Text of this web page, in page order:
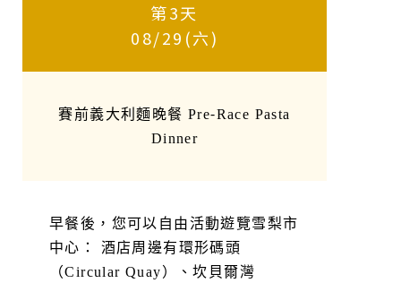
第3天
08/29(六)
賽前義大利麵晚餐 Pre-Race Pasta
Dinner
早餐後，您可以自由活動遊覽雪梨市
中心： 酒店周邊有環形碼頭
（Circular Quay）、坎貝爾灣